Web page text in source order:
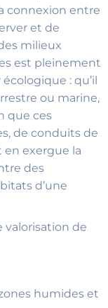
connexion entre
et de
milieux
est pleinement
: qu’il
ou marine,
que ces
de conduits de
en exergue la
des
d’une
valorisation de
humides et